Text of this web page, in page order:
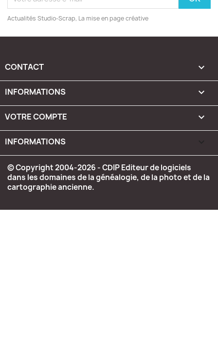
Actualités Studio-Scrap, La mise en page créative
CONTACT 
INFORMATIONS 
VOTRE COMPTE 
INFORMATIONS
© Copyright 2004-2026 - CDIP Editeur de logiciels
dans les domaines de la généalogie, de la photo et de la
cartographie ancienne.